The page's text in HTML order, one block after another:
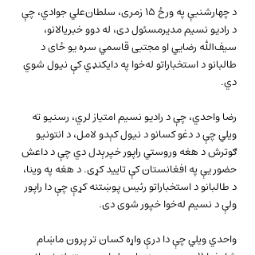
د چهارشنبې په ورځ ۱۵ زمری، سلطان‌علي جوادي، چې
د رادیو نسیم مدیرمسئول دی، له دوو خبریالانو،
سیف‌الله رضايي او مجتبی قاسمي سره یو ځای د
طالبانو د استخباراتو له‌خوا په دایکنډي کې نیول شوي
دي.
رضا واحدي، چې د رادیو نسیم امتیاز لري، رسنیو ته
ویلي چې د دغو کسانو د نیول کېدو لامل، د انتونیو
ګوترش د هغه وروستي راپور خپرېدل دي چې د داعش
حضور یې په افغانستان کې تایید کړی. د هغه په وینا،
د طالبانو د استخباراتو رئیس پوښتنه کړې چې دا راپور
ولې د نسیم له‌خوا خپور شوی دی.
واحدي ویلي چې دا درې واړه کسان تر پرون ماښام